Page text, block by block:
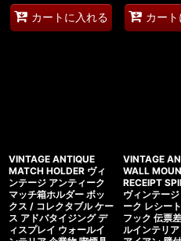
カートに入れる カー
VINTAGE ANTIQUE
MATCH HOLDER ヴィ
ンテージ アンティーク
マッチ箱ホルダー ボッ
クス / コレクタブル ケー
ス アドバタイジング デ
ィスプレイ ウォールイ
VINTAGE
WALL
RECEIPT
ヴィンテー
ーク レシー
フック 伝票
ルインテリ